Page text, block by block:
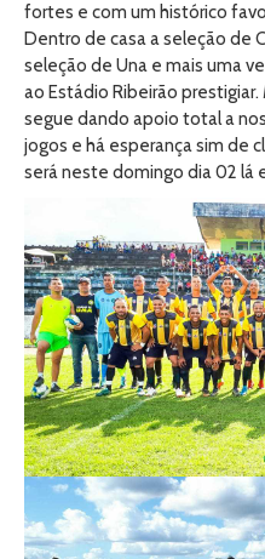
fortes e com um histórico
Dentro de casa a seleção de
seleção de Una e mais uma
ao Estádio Ribeirão
segue dando apoio total a
jogos e há esperança sim de
será neste domingo dia 02 lá